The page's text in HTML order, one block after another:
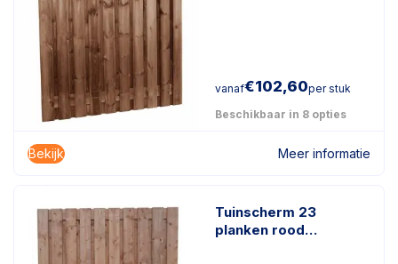
vanaf€102,60per stuk
Beschikbaar in 8 opties
Bekijk Meer informatie
Tuinscherm 23
planken rood